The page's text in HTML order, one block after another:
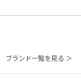
ブランド一覧を見る ＞